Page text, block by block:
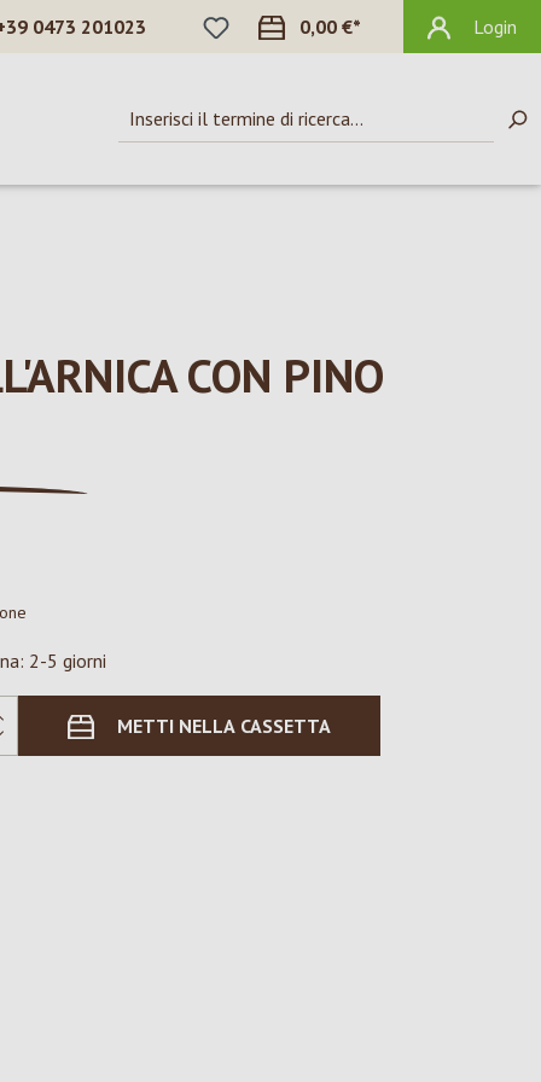
0473 201023
HAI 0 ARTICOLI NELLA LISTA DEI
0,00 €* Login
CON PINO
2-5 giorni
METTI NELLA CASSETTA